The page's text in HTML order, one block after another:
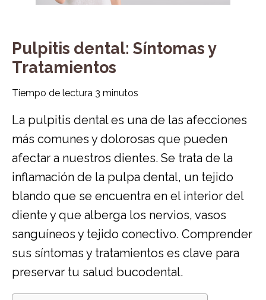
Pulpitis dental: Síntomas y
Tratamientos
Tiempo de lectura 3 minutos
La pulpitis dental es una de las afecciones
más comunes y dolorosas que pueden
afectar a nuestros dientes. Se trata de la
inflamación de la pulpa dental, un tejido
blando que se encuentra en el interior del
diente y que alberga los nervios, vasos
sanguíneos y tejido conectivo. Comprender
sus síntomas y tratamientos es clave para
preservar tu salud bucodental.